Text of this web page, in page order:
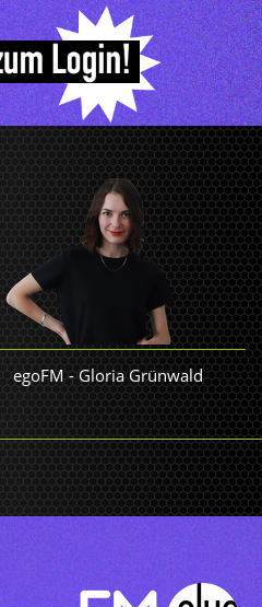
egoFM - Gloria Grünwald